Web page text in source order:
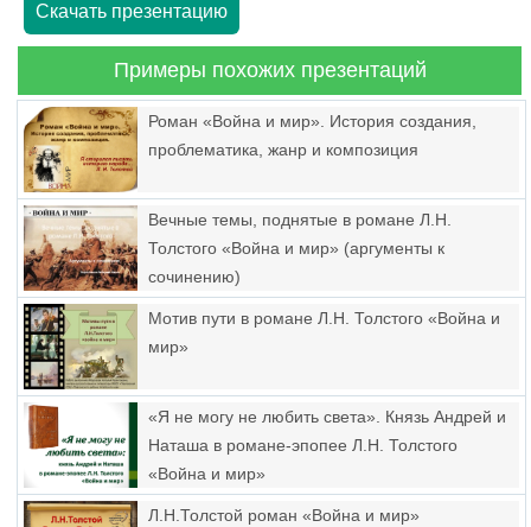
Скачать презентацию
Примеры похожих презентаций
Роман «Война и мир». История создания,
проблематика, жанр и композиция
Вечные темы, поднятые в романе Л.Н.
Толстого «Война и мир» (аргументы к
сочинению)
Мотив пути в романе Л.Н. Толстого «Война и
мир»
«Я не могу не любить света». Князь Андрей и
Наташа в романе-эпопее Л.Н. Толстого
«Война и мир»
Л.Н.Толстой роман «Война и мир»